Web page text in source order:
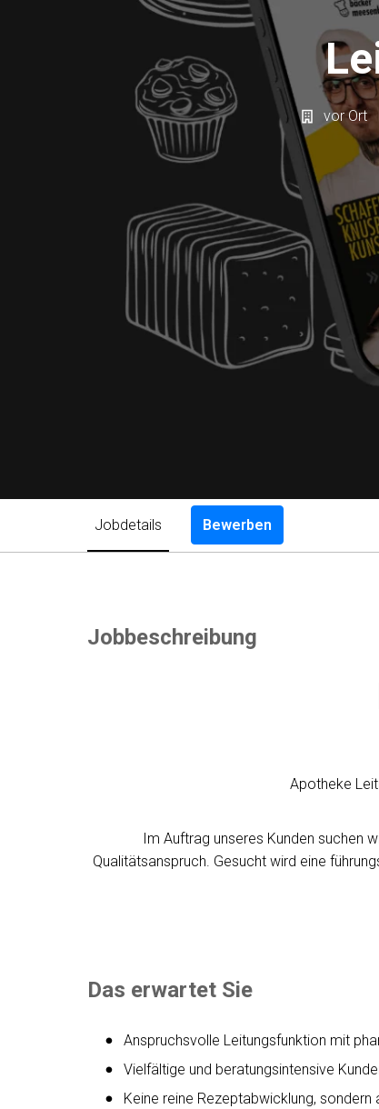
vor Ort
Jobdetails Bewerben
Jobbeschreibung
Apotheke
Im Auftrag unseres Kunden suchen
Qualitätsanspruch. Gesucht wird eine
Das erwartet Sie
Anspruchsvolle Leitungsfunktion mit
Vielfältige und beratungsintensive
Keine reine Rezeptabwicklung,